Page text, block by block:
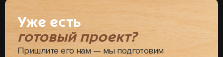
Уже есть
готовый проект?
Пришлите его нам — мы подготовим